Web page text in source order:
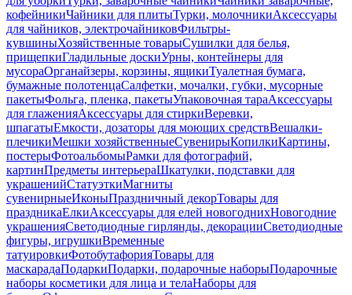
кофейникиЧайники для плитыТурки, молочникиАксессуары
для чайников, электрочайниковФильтры-
кувшиныХозяйственные товарыСушилки для белья,
прищепкиГладильные доскиУрны, контейнеры для
мусораОрганайзеры, корзины, ящикиТуалетная бумага,
бумажные полотенцаСалфетки, мочалки, губки, мусорные
пакетыФольга, пленка, пакетыУпаковочная тараАксессуары
для глаженияАксессуары для стиркиВеревки,
шпагатыЕмкости, дозаторы для моющих средствВешалки-
плечикиМешки хозяйственныеСувенирыКопилкиКартины,
постерыФотоальбомыРамки для фотографий,
картинПредметы интерьераШкатулки, подставки для
украшенийСтатуэткиМагниты
сувенирныеИконыПраздничный декорТовары для
праздникаЕлкиАксессуары для елей новогоднихНовогодние
украшенияСветодиодные гирлянды, декорацииСветодиодные
фигуры, игрушкиВременные
татуировкиФотобутафорияТовары для
маскарадаПодаркиПодарки, подарочные наборыПодарочные
наборы косметики для лица и телаНаборы для